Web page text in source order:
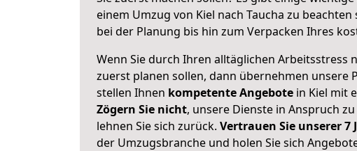
einem Umzug von Kiel nach Taucha zu beachten
bei der Planung bis hin zum Verpacken Ihres
Wenn Sie durch Ihren alltäglichen Arbeitsstress
zuerst planen sollen, dann übernehmen unsere
stellen Ihnen kompetente Angebote in Kiel mit
Zögern Sie nicht, unsere Dienste in Anspruch
lehnen Sie sich zurück. Vertrauen Sie unserer 7
der Umzugsbranche und holen Sie sich